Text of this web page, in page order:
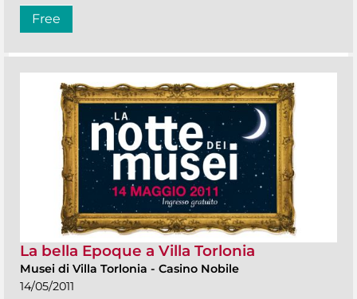
Free
La bella Epoque a Villa Torlonia
Musei di Villa Torlonia - Casino Nobile
14/05/2011